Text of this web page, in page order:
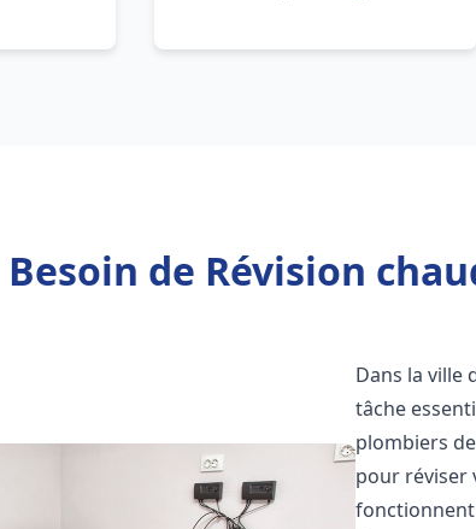
Besoin de Révision
Dans la ville
tâche
plombiers
pour réviser